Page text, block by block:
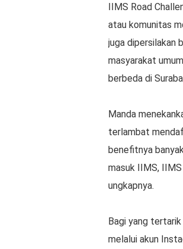
IIMS Road
atau komunitas
juga dipersilakan
masyarakat
berbeda di
Manda
terlambat
benefitnya
masuk IIMS,
ungkapnya.
Bagi yang
melalui akun